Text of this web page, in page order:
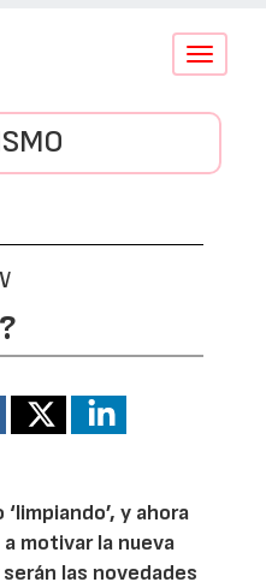
Conmutar
y ahora
motivar la nueva
las novedades